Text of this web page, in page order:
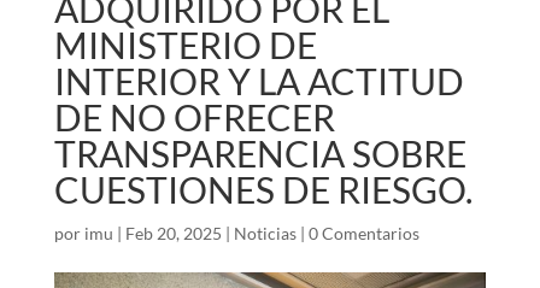
MINISTERIO DE
INTERIOR Y LA ACTITUD
DE NO OFRECER
TRANSPARENCIA SOBRE
CUESTIONES DE RIESGO.
por imu | Feb 20, 2025 | Noticias| 0 Comentarios